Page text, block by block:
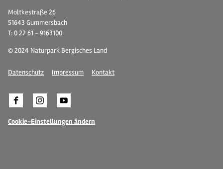
Moltkestraße 26
51643 Gummersbach
T: 0 22 61 - 9163100
© 2024 Naturpark Bergisches Land
Datenschutz Impressum Kontakt
Cookie-Einstellungen ändern